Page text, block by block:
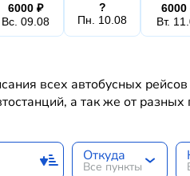
6000 ₽
Вс. 09.08
?
Пн. 10.08
6000
Вт.
всех автобусных
а так же от разных
Откуда
Все пункты